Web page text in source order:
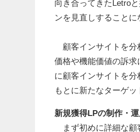
向き合ってきたLetro
ンを見直しすることに
顧客インサイトを分
価格や機能価値の訴
に顧客インサイトを
もとに新たなターゲッ
新規獲得LPの制作・
まず初めに詳細な顧